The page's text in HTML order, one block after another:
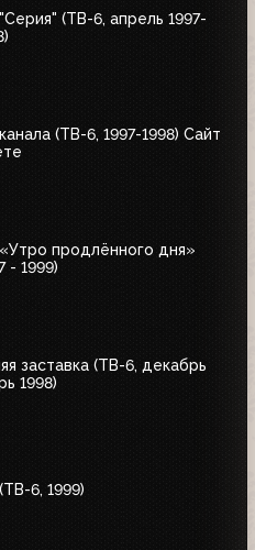
(ТВ-6, апрель 1997-
(ТВ-6, 1997-1998) Сайт
продлённого дня»
- 1999)
заставка (ТВ-6, декабрь
1998)
6, 1999)